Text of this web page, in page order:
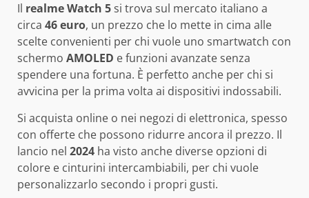
Il realme Watch 5si trova sul mercato italiano a
circa 46 euro, un prezzo che lo mette in cima alle
scelte convenienti per chi vuole uno smartwatch con
schermo AMOLED e funzioni avanzate senza
spendere una fortuna. È perfetto anche per chi si
avvicina per la prima volta ai dispositivi indossabili.
Si acquista online o nei negozi di elettronica, spesso
con offerte che possono ridurre ancora il prezzo. Il
lancio nel 2024 ha visto anche diverse opzioni di
colore e cinturini intercambiabili, per chi vuole
personalizzarlo secondo i propri gusti.